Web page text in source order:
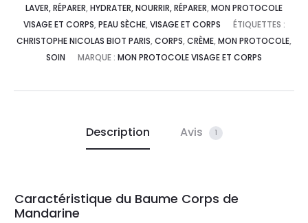
LAVER, RÉPARER, HYDRATER, NOURRIR, RÉPARER, MON PROTOCOLE
VISAGE ET CORPS, PEAU SÈCHE, VISAGE ET CORPS
ÉTIQUETTES :
CHRISTOPHE NICOLAS BIOT PARIS, CORPS, CRÈME, MON PROTOCOLE,
SOIN
MARQUE : MON PROTOCOLE VISAGE ET CORPS
Description Avis 1
Caractéristique du Baume Corps de
Mandarine